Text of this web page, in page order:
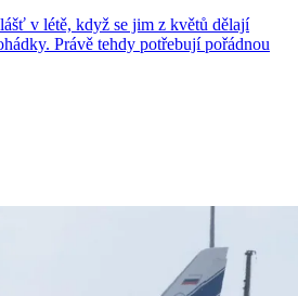
v létě, když se jim z květů dělají
Právě tehdy potřebují pořádnou